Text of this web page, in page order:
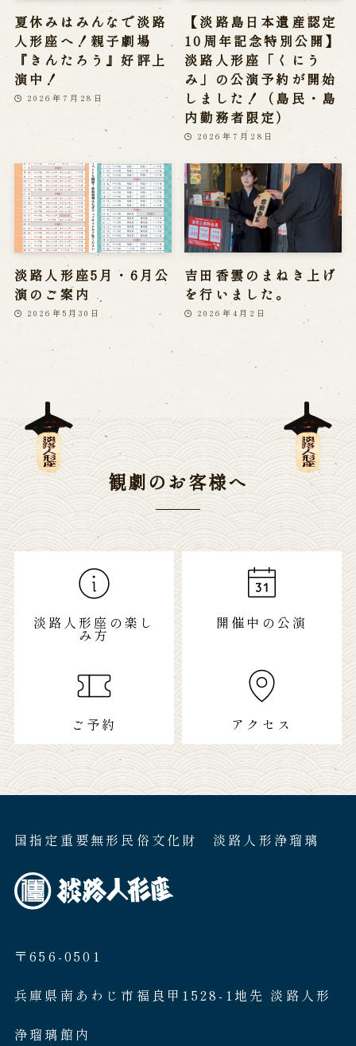
夏休みはみんなで淡路
人形座へ！親子劇場
『きんたろう』好評上
演中！
2026年7月28日
【淡路島日本遺産認定
10周年記念特別公開】
淡路人形座「くにう
み」の公演予約が開始
しました！（島民・島
内勤務者限定）
2026年7月28日
淡路人形座5月・6月公
演のご案内
2026年5月30日
吉田香雲のまねき上げ
を行いました。
2026年4月2日
観劇のお客様へ
淡路人形座の楽し
み方
開催中の公演
ご予約 アクセス
国指定重要無形民俗文化財 淡路人形浄瑠璃
〒656-0501
兵庫県南あわじ市福良甲1528-1地先 淡路人形
浄瑠璃館内